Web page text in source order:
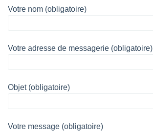
Votre nom (obligatoire)
Votre adresse de messagerie (obligatoire)
Objet (obligatoire)
Votre message (obligatoire)